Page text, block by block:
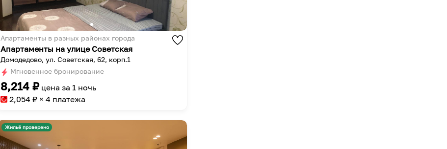
dates.
changing
dates.
Апартаменты в разных районах города
Апартаменты на улице Советская
Домодедово, ул. Советская, 62, корп.1
Мгновенное бронирование
8,214₽ цена за 1 ночь
2,054 ₽ × 4 платежа
Жильё проверено